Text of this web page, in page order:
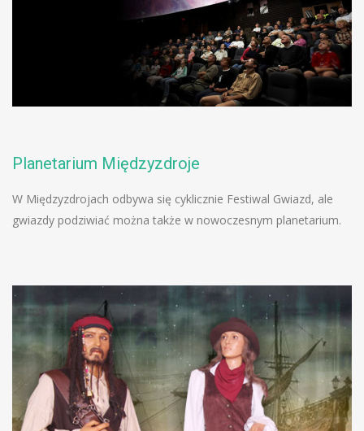
Planetarium Międzyzdroje
W Międzyzdrojach odbywa się cyklicznie Festiwal Gwiazd, ale
gwiazdy podziwiać można także w nowoczesnym planetarium.